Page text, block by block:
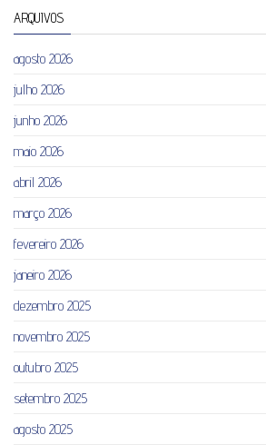
ARQUIVOS
agosto 2026
julho 2026
junho 2026
maio 2026
abril 2026
março 2026
fevereiro 2026
janeiro 2026
dezembro 2025
novembro 2025
outubro 2025
setembro 2025
agosto 2025